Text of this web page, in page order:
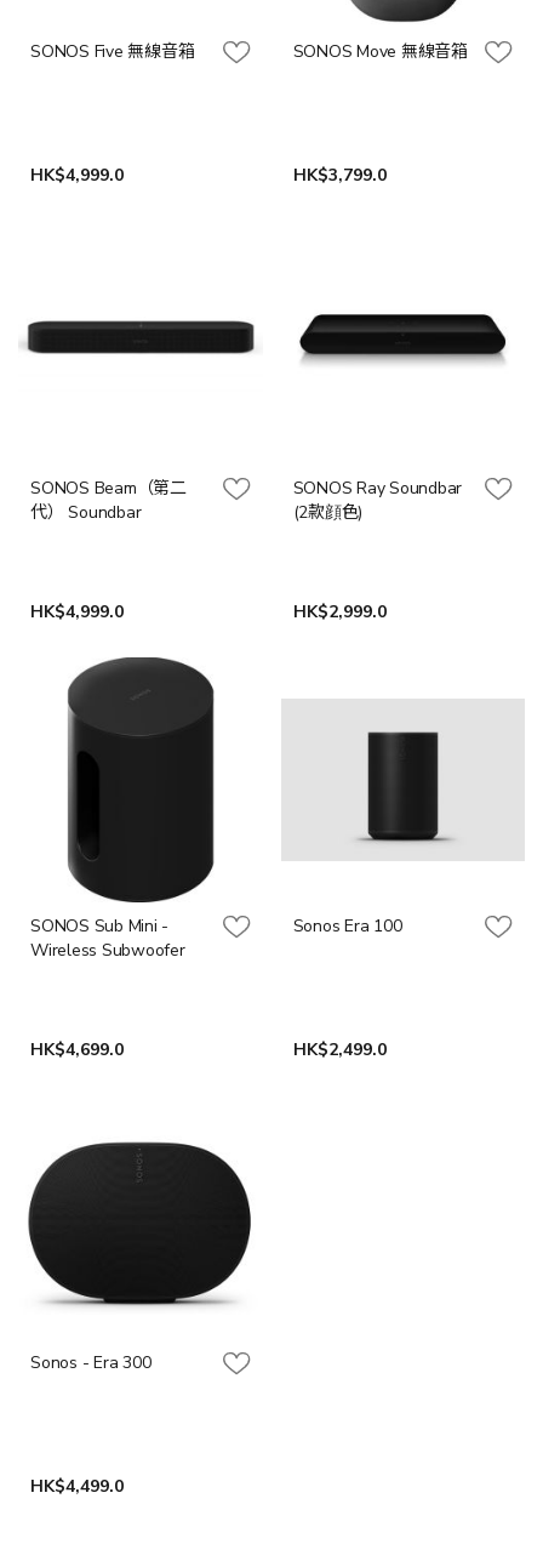
SONOS Five 無線音箱
HK$4,999.0
SONOS Move 無線音箱
HK$3,799.0
SONOS Beam（第二
代） Soundbar
HK$4,999.0
SONOS Ray Soundbar
(2款顔色)
HK$2,999.0
SONOS Sub Mini -
Wireless Subwoofer
HK$4,699.0
Sonos Era 100
HK$2,499.0
Sonos - Era 300
HK$4,499.0